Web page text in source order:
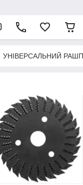
УНІВЕРСАЛЬНИЙ